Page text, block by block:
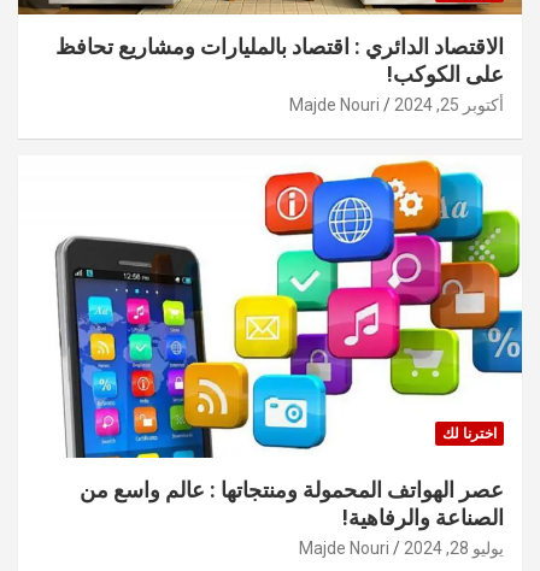
الاقتصاد الدائري : اقتصاد بالمليارات ومشاريع تحافظ
على الكوكب!
أكتوبر 25, 2024 Majde Nouri
اخترنا لك
عصر الهواتف المحمولة ومنتجاتها : عالم واسع من
الصناعة والرفاهية!
يوليو 28, 2024 Majde Nouri